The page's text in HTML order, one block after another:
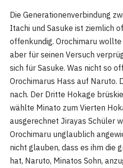
Die Generationenverbindung
Itachi und Sasuke ist ziemlich
offenkundig. Orochimaru
aber für seinen Versuch
sich für Sasuke. Was nicht so
Orochimarus Hass auf Naruto.
nach. Der Dritte Hokage
wählte Minato zum Vierten
ausgerechnet Jirayas Schüler
Orochimaru unglaublich
nicht glauben, dass es ihm die
hat, Naruto, Minatos Sohn,